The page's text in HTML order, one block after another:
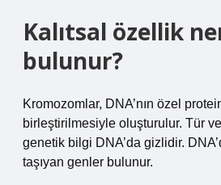
Kalıtsal özellik
bulunur?
Kromozomlar, DNA’nın özel
birleştirilmesiyle oluşturulur. Tür
genetik bilgi DNA’da gizlidir.
taşıyan genler bulunur.